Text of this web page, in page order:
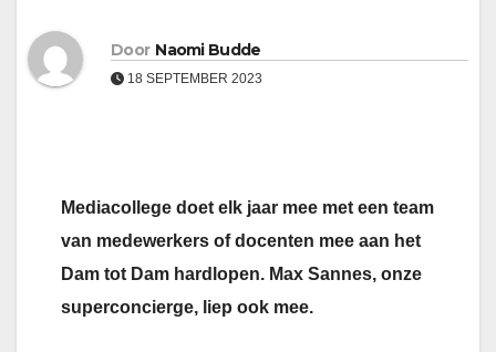
Door Naomi Budde
18 SEPTEMBER 2023
Mediacollege doet elk jaar mee met een team
van medewerkers of docenten mee aan het
Dam tot Dam hardlopen. Max Sannes, onze
superconcierge, liep ook mee.